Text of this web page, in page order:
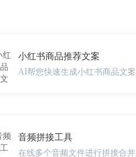
小红书商品推荐文案
AI帮您快速生成小红书商品文案
音频拼接工具